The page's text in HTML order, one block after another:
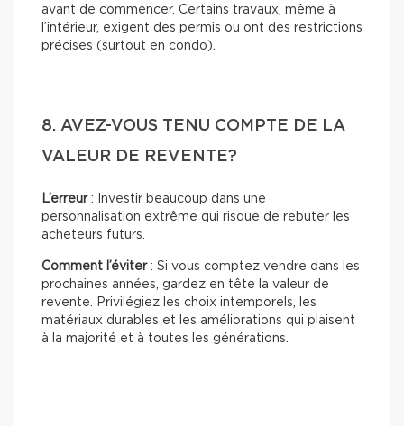
avant de commencer. Certains travaux, même à
l’intérieur, exigent des permis ou ont des restrictions
précises (surtout en condo).
8. AVEZ-VOUS TENU COMPTE DE LA
VALEUR DE REVENTE?
L’erreur: Investir beaucoup dans une
personnalisation extrême qui risque de rebuter les
acheteurs futurs.
Comment l’éviter: Si vous comptez vendre dans les
prochaines années, gardez en tête la valeur de
revente. Privilégiez les choix intemporels, les
matériaux durables et les améliorations qui plaisent
à la majorité et à toutes les générations.